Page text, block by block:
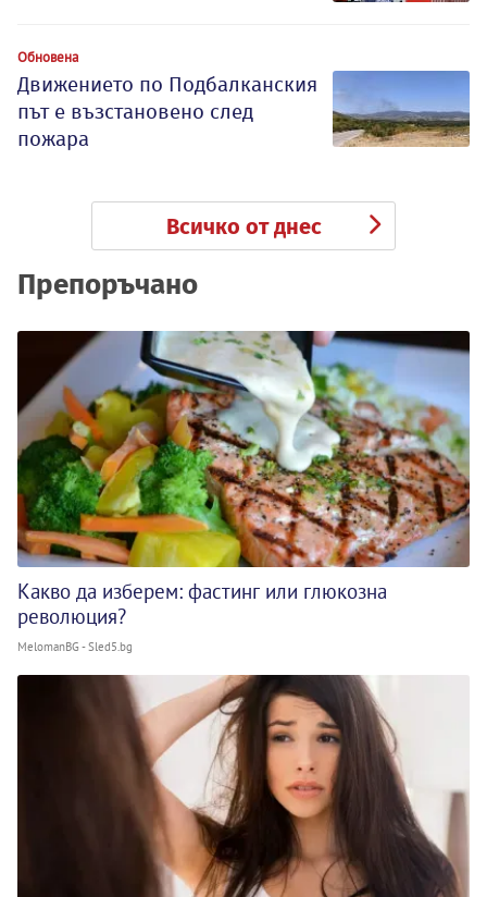
Обновена
Движението по Подбалканския
път е възстановено след
пожара
Всичко от днес
Препоръчано
Какво да изберем: фастинг или глюкозна
революция?
MelomanBG - Sled5.bg